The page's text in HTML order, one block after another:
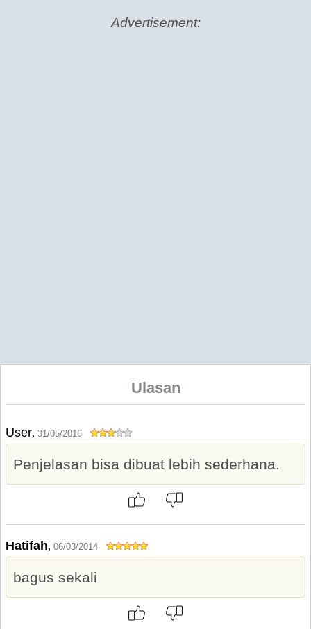
Advertisement:
Ulasan
User, 31/05/2016
Penjelasan bisa dibuat lebih sederhana.
Hatifah, 06/03/2014
bagus sekali